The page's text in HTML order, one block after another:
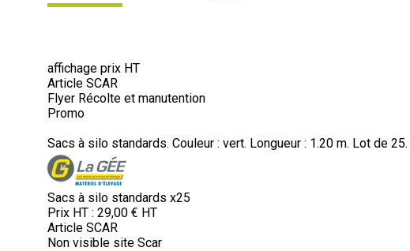
affichage prix HT
Article SCAR
Flyer Récolte et manutention
Promo
Sacs à silo standards. Couleur : vert. Longueur : 1.20 m. Lot de 25.
Sacs à silo standards x25
Prix HT : 29,00 € HT
Article SCAR
Non visible site Scar